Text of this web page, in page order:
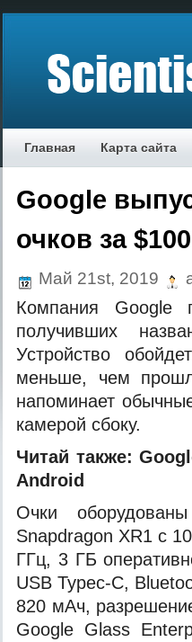
Главная Карта сайта
Google
очков за
Май 21st, 2019
Компания Google
получивших
Устройство
меньше, чем
напоминает
камерой сбоку.
Читай также:
Android
Очки
Snapdragon XR1 с
ГГц, 3 ГБ
USB Typec-C,
820 мАч,
Google Glass